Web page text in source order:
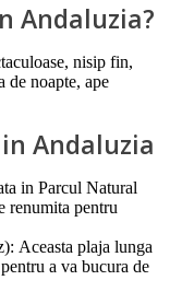
Andaluzia?
nisip fin,
de noapte, ape
Andaluzia
in Parcul Natural
renumita pentru
Aceasta plaja lunga
a va bucura de